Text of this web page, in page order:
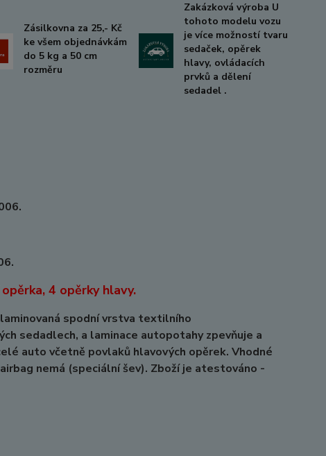
Zásilkovna za 25,- Kč
ke všem objednávkám
do 5 kg a 50 cm
rozměru
Zakázková výroba U
tohoto modelu vozu
je více možností tvaru
sedaček, opěrek
hlavy, ovládacích
prvků a dělení
sedadel .
4 opěrky hlavy.
spodní vrstva textilního
sedadlech, a laminace autopotahy zpevňuje a
auto včetně povlaků hlavových opěrek. Vhodné
nemá (speciální šev). Zboží je atestováno -